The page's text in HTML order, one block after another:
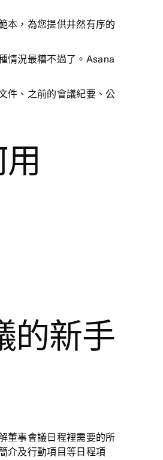
本，為您提供井然有序的
情況最糟不過了。Asana
件、之前的會議紀要、公
的新手
董事會議日程裡需要的所
介及行動項目等日程項